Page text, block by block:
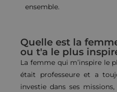
ensemble.
Quelle est la
ou t'a le plus
La femme qui m’inspire le
était professeure et a
investie dans ses